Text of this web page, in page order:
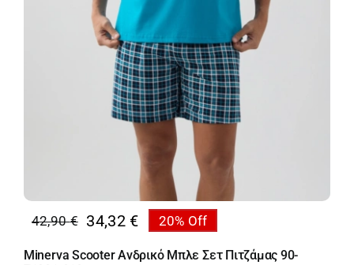
42,90€
Original
price
34,32 €
Η
τρέχουσα
20% Off
Minerva Scooter Ανδρικό Μπλε Σετ Πιτζάμας 90-